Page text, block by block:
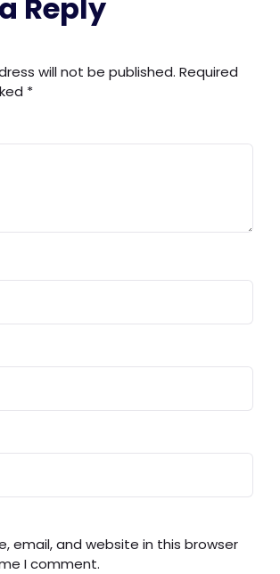
Reply
will not be published. Required
*
email, and website in this browser
I comment.